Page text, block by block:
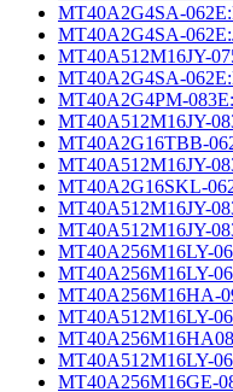
MT40A2G4SA-
MT40A2G4SA-
MT40A512M16JY-
MT40A2G4SA-
MT40A2G4PM-
MT40A512M16JY-
MT40A2G16TBB-
MT40A512M16JY-
MT40A2G16SKL-
MT40A512M16JY-
MT40A512M16JY-
MT40A256M16LY-
MT40A256M16LY-
MT40A256M16HA-
MT40A512M16LY-
MT40A512M16LY-
MT40A256M16GE-